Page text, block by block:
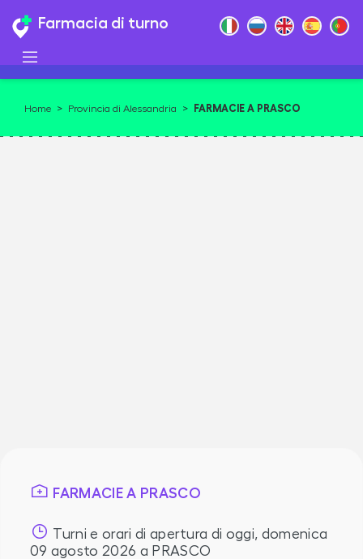
Farmacia di turno
Home > Provincia di Alessandria > FARMACIE A PRASCO
FARMACIE A PRASCO
Turni e orari di apertura di oggi, domenica
09 agosto 2026 a PRASCO